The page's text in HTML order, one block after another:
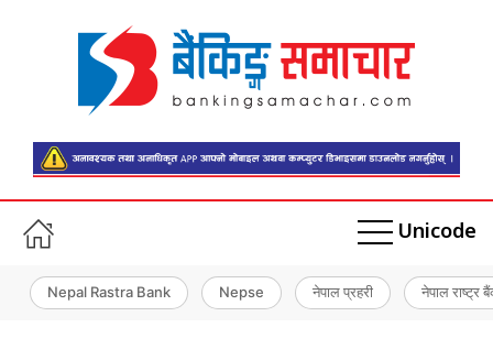
Unicode
Nepal Rastra Bank Nepse नेपाल प्रहरी नेपाल राष्ट्र